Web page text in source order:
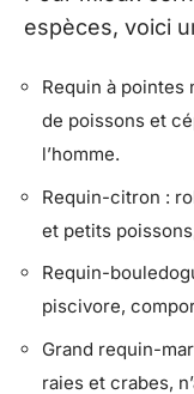
espèces, voici
Requin à pointes
de poissons et
l’homme.
Requin-citron :
et petits
Requin-
piscivore,
Grand requin-
raies et crabes,